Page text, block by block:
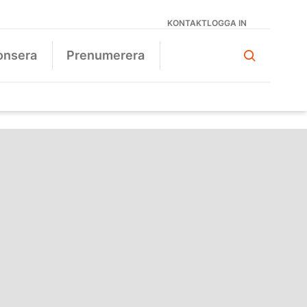
KONTAKTLOGGA IN
Prenumerera